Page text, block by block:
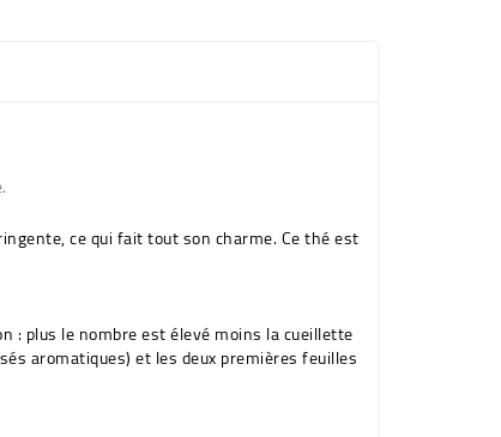
ce qui fait tout son charme. Ce thé est
: plus le nombre est élevé moins la cueillette
aromatiques) et les deux premières feuilles